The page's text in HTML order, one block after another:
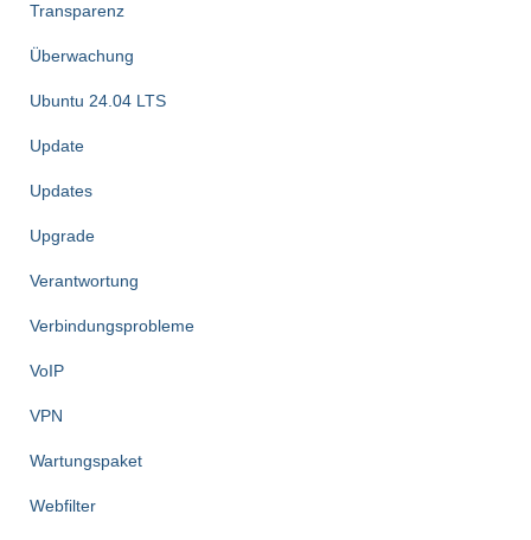
Transparenz
Überwachung
Ubuntu 24.04 LTS
Update
Updates
Upgrade
Verantwortung
Verbindungsprobleme
VoIP
VPN
Wartungspaket
Webfilter